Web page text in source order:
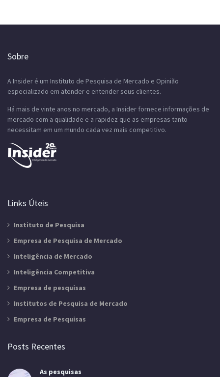
Sobre
A Insider é um Instituto de Pesquisa de Mercado e Opinião
especializado em atender e entender seus clientes.
Há mais de vinte anos no mercado, a Insider fornece informações de
mercado com a qualidade e a rapidez que as empresas tanto
necessitam em um mundo cada vez mais competitivo.
Links Úteis
Instituto de Pesquisa
Empresa de Pesquisa de Mercado
Inteligência de Mercado
Inteligência Competitiva
Empresa de pesquisas
Institutos de Pesquisa de Mercado
Empresa de Pesquisas
Posts Recentes
As pesquisas